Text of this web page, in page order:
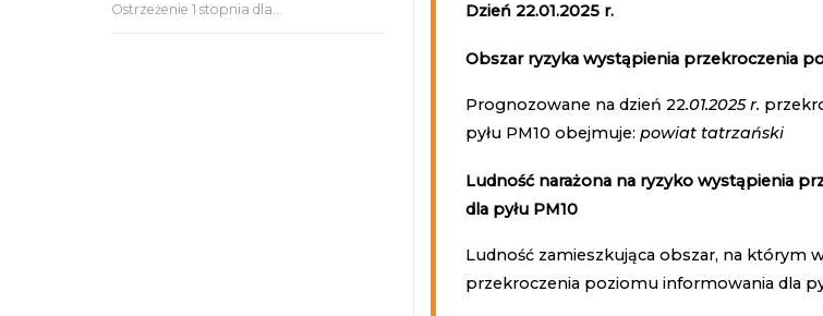
Ostrzeżenie 1 stopnia dla... Dzień 22.01.2025 r.
Obszar ryzyka wystąpienia przekroczenia
Prognozowane na dzień 22.01.2025 r.
pyłu PM10 obejmuje: powiat tatrzański
Ludność narażona na ryzyko wystąpienia
dla pyłu PM10
Ludność zamieszkująca obszar, na którym
przekroczenia poziomu informowania dla